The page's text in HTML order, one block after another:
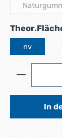
nv
Produkt
In